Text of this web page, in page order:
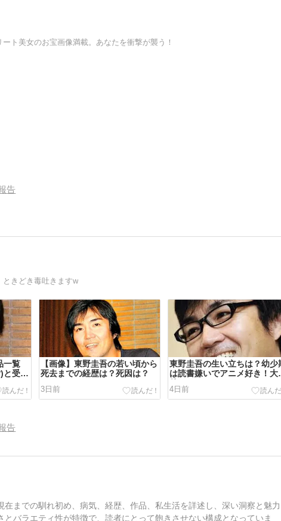
ト美女のお宝画像満載。あなたを衝撃が襲う！
告
きどき毒吐きますw
一覧
と受
【画像】東野圭吾の若い頃から
死去までの経歴は？死因は？
3日前
東野圭吾の生い立ちは？幼少
は読書嫌いでアニメ好き！大
後はエンジニア！
4日前
告
までの馴れ初め、病気、経歴、作品、私生活を詳述し、深い洞察と魅力
バラエティ性が特徴で、読者にとって飽きさせない構成となっていま